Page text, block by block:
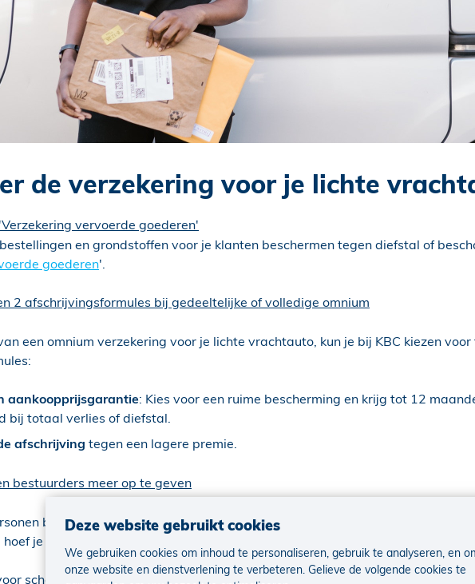
de verzekering voor je lichte
vervoerde goederen'
en grondstoffen voor je klanten beschermen tegen diefstal of
goederen'.
2 afschrijvingsformules bij gedeeltelijke of volledige omnium
een omnium verzekering voor je lichte vrachtauto, kun je bij KBC kiezen
aankoopprijsgarantie: Kies voor een ruime bescherming en krijg tot 12
bij totaal verlies of diefstal.
afschrijving tegen een lagere premie.
bestuurders meer op te geven
besturen de lichte vrachtauto's binnen jouw onderneming? Om het
je
schadevrij rijden
Deze website gebruikt cookies
We gebruiken cookies om inhoud te personaliseren, gebruik te analyseren, en
onze website en dienstverlening te verbeteren. Gelieve de volgende cookies te